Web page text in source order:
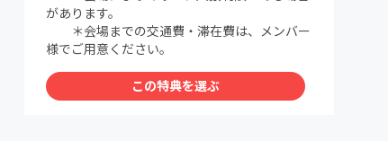
があります。
＊会場までの交通費・滞在費は、メンバー
様でご用意ください。
この特典を選ぶ